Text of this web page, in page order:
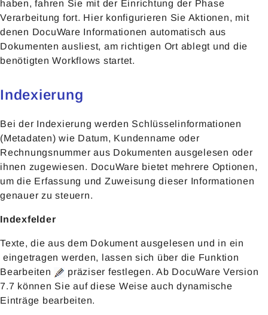
haben, fahren Sie mit der Einrichtung der Phase
Verarbeitung fort. Hier konfigurieren Sie Aktionen, mit
denen DocuWare Informationen automatisch aus
Dokumenten ausliest, am richtigen Ort ablegt und die
benötigten Workflows startet.
Indexierung
Bei der Indexierung werden Schlüsselinformationen
(Metadaten) wie Datum, Kundenname oder
Rechnungsnummer aus Dokumenten ausgelesen oder
ihnen zugewiesen. DocuWare bietet mehrere Optionen,
um die Erfassung und Zuweisung dieser Informationen
genauer zu steuern.
Indexfelder
Texte, die aus dem Dokument ausgelesen und in ein
eingetragen werden, lassen sich über die Funktion
Bearbeiten
präziser festlegen. Ab DocuWare Version
7.7 können Sie auf diese Weise auch dynamische
Einträge bearbeiten.